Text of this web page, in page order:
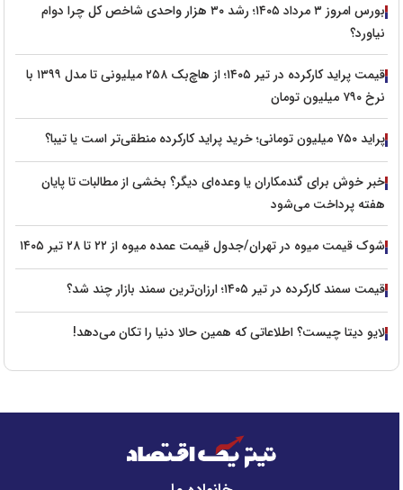
بورس امروز ۳ مرداد ۱۴۰۵؛ رشد ۳۰ هزار واحدی شاخص کل چرا دوام
نیاورد؟
قیمت پراید کارکرده در تیر ۱۴۰۵؛ از هاچ‌بک ۲۵۸ میلیونی تا مدل ۱۳۹۹ با
نرخ ۷۹۰ میلیون تومان
پراید ۷۵۰ میلیون تومانی؛ خرید پراید کارکرده منطقی‌تر است یا تیبا؟
خبر خوش برای گندمکاران یا وعده‌ای دیگر؟ بخشی از مطالبات تا پایان
هفته پرداخت می‌شود
شوک قیمت میوه در تهران/جدول قیمت عمده میوه از ۲۲ تا ۲۸ تیر ۱۴۰۵
قیمت سمند کارکرده در تیر ۱۴۰۵؛ ارزان‌ترین سمند بازار چند شد؟
لایو دیتا چیست؟ اطلاعاتی که همین حالا دنیا را تکان می‌دهد!